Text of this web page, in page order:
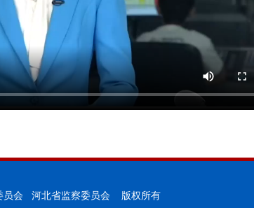
员会 河北省监察委员会 版权所有